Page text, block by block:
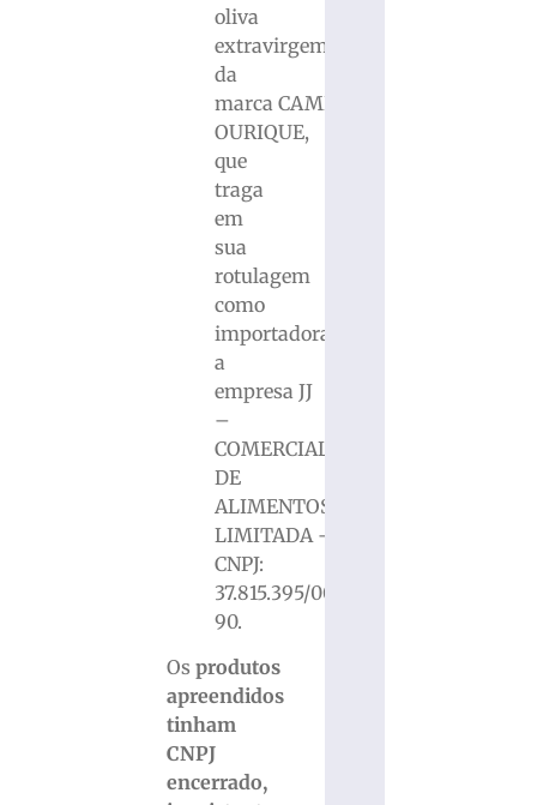
oliva
extravirgem
da
marca CAMPO
OURIQUE,
que
traga
em
sua
rotulagem
como
importadora
a
empresa JJ
–
COMERCIAL
DE
ALIMENTOS
LIMITADA –
CNPJ:
37.815.395/0001-
90.
Osprodutos
apreendidos
tinham
CNPJ
encerrado,